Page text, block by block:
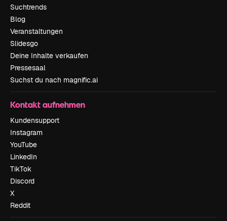
Suchtrends
Blog
Veranstaltungen
Slidesgo
Deine Inhalte verkaufen
Pressesaal
Suchst du nach magnific.ai
Kontakt aufnehmen
Kundensupport
Instagram
YouTube
LinkedIn
TikTok
Discord
X
Reddit